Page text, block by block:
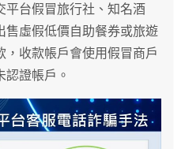
台假冒旅行社、知名酒
售虛假低價自助餐券或旅遊
收款帳戶會使用假冒商戶
認證帳戶。